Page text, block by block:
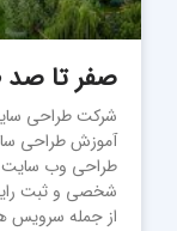
صفر تا
شرکت طراحی
آموزش طراحی
طراحی وب سایت
شخصی و ثبت
از جمله سرویس